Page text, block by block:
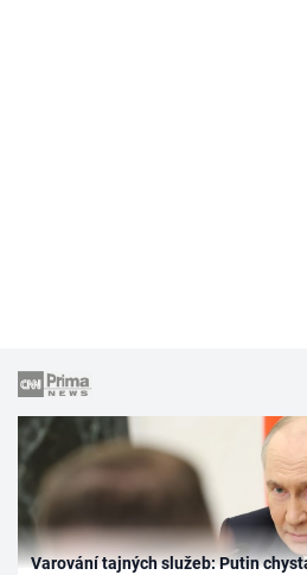
Varování tajných služeb: Putin